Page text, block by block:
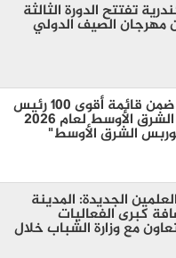
تفتتح الدورة الثالثة
مهرجان الصيف الدولي
أنكوش أرورا ضمن قائمة أقوى 100 رئيس
تنفيذي في الشرق الأوسط لعام 2026
الشرق الأوسط"
الجديدة: المدينة
كبرى الفعاليات
مع وزارة الشباب خلال